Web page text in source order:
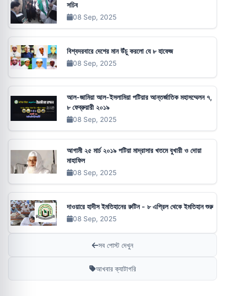
সচিব
08 Sep, 2025
বিশ্বদরবারে দেশের মান উঁচু করলো যে ৮ হাফেজ
08 Sep, 2025
আল-জামিয়া আল-ইসলামিয়া পটিয়ার আন্তর্জাতিক মহাসম্মেলন ৭,
৮ ফেব্রুয়ারী ২০১৯
08 Sep, 2025
আগামী ২৫ মার্চ ২০১৯ পটিয়া মাদ্রাসার খতমে বুখারী ও দোয়া
মাহাফিল
08 Sep, 2025
দাওয়ারে হাদীস ইমতিহানের রুটিন - ৮ এপ্রিল থেকে ইমতিহান শুরু
08 Sep, 2025
সব পোস্ট দেখুন
আখবার ক্যাটাগরি